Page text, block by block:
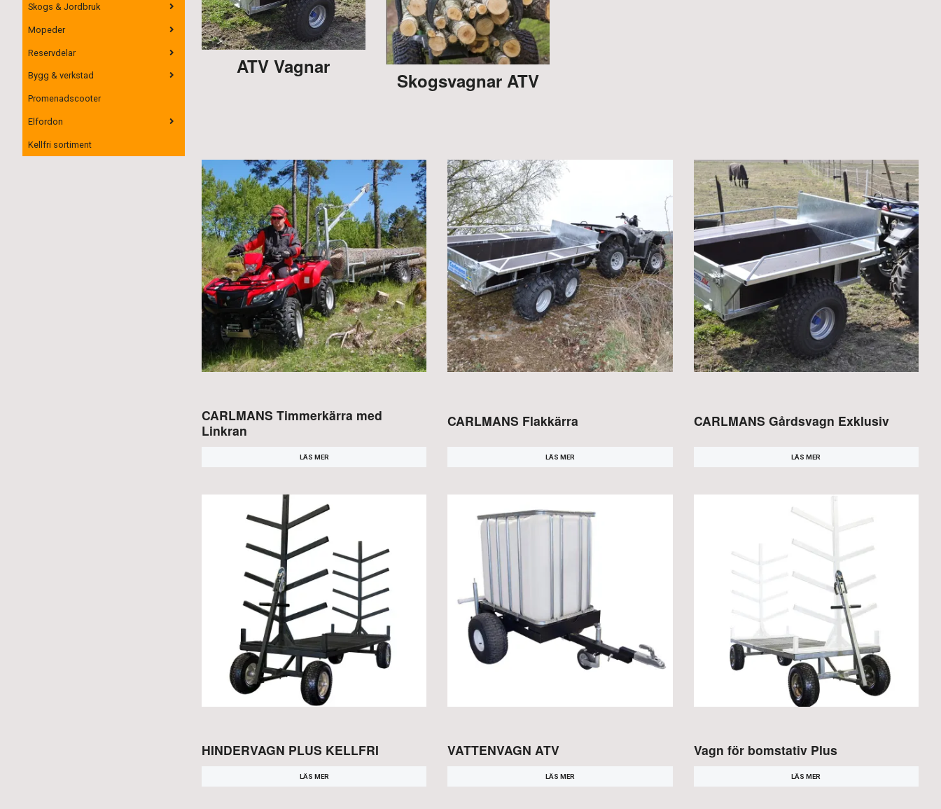
Skogs & Jordbruk
Mopeder
Reservdelar
Bygg & verkstad
Promenadscooter
Elfordon
Kellfri sortiment
ATV Vagnar
Skogsvagnar ATV
CARLMANS Timmerkärra med
Linkran
LÄS MER
CARLMANS Flakkärra
LÄS MER
CARLMANS Gårdsvagn Exklusiv
LÄS MER
HINDERVAGN PLUS KELLFRI
LÄS MER
VATTENVAGN ATV
LÄS MER
Vagn för bomstativ Plus
LÄS MER